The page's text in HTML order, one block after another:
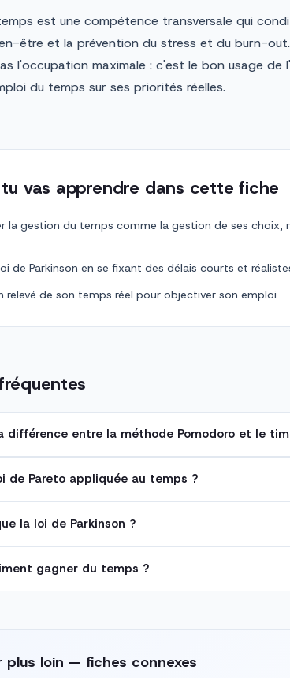
est une compétence transversale qui
être et la prévention du stress et du burn-
l'occupation maximale : c'est le bon usage de
du temps sur ses priorités réelles.
vas apprendre dans cette fiche
la gestion du temps comme la gestion de ses choix,
de Parkinson en se fixant des délais courts et
relevé de son temps réel pour objectiver son emploi
différence entre la méthode Pomodoro et le
de Pareto appliquée au temps ?
la loi de Parkinson ?
gagner du temps ?
plus loin — fiches connexes